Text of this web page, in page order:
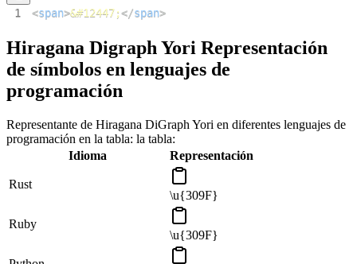
1 <span>&#12447;</span>
Hiragana Digraph Yori Representación
de símbolos en lenguajes de
programación
Representante de Hiragana DiGraph Yori en diferentes lenguajes de
programación en la tabla: la tabla:
Idioma
Representación
Rust
\u{309F}
Ruby
\u{309F}